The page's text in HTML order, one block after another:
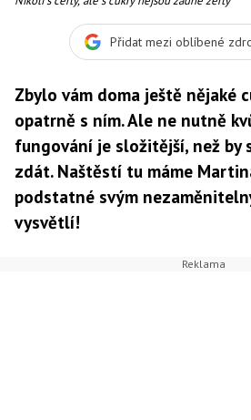
Přidat mezi oblíbené
Zbylo vám doma ještě nějaké
opatrně s ním. Ale ne nutně
fungování je složitější, než by
zdát. Naštěstí tu máme
podstatné svým
vysvětlí!